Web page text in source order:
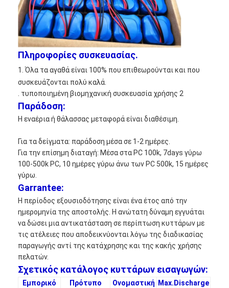
Πληροφορίες συσκευασίας.
1. Όλα τα αγαθά είναι 100% που επιθεωρούνται και που
συσκευάζονται πολύ καλά.
. τυποποιημένη βιομηχανική συσκευασία χρήσης 2
Παράδοση:
Η εναέρια ή θάλασσας μεταφορά είναι διαθέσιμη.
Για τα δείγματα: παράδοση μέσα σε 1-2 ημέρες.
Για την επίσημη διαταγή: Μέσα στα PC 100k, 7days γύρω
100-500k PC, 10 ημέρες γύρω άνω των PC 500k, 15 ημέρες
γύρω.
Garrantee:
Η περίοδος εξουσιοδότησης είναι ένα έτος από την
ημερομηνία της αποστολής. Η ανώτατη δύναμη εγγυάται
να δώσει μια αντικατάσταση σε περίπτωση κυττάρων με
τις ατέλειες που αποδεικνύονται λόγω της διαδικασίας
παραγωγής αντί της κατάχρησης και της κακής χρήσης
πελατών.
Σχετικός κατάλογος κυττάρων εισαγωγών:
Εμπορικό
Πρότυπο
Ονομαστική
Max.Discharge